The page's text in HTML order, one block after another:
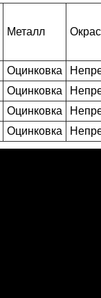
Металл
Оцинковка
Оцинковка
Оцинковка
Оцинковка